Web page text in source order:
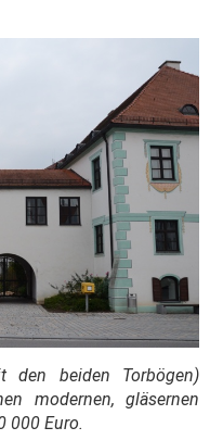
den beiden Torbögen)
modernen, gläsernen
000 Euro.